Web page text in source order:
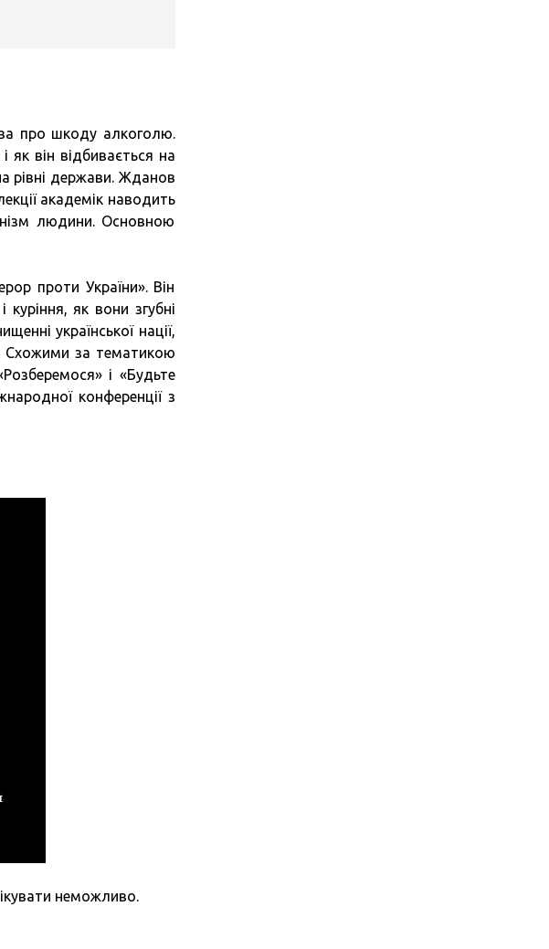
про шкоду алкоголю.
він відбивається на
рівні держави. Жданов
академік наводить
людини. Основною
проти України». Він
як вони згубні
української нації,
Схожими за тематикою
і «Будьте
конференції з
неможливо.